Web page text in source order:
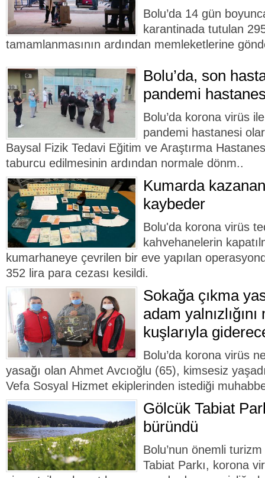
Bolu’da 14 gün
karantinada tutulan
tamamlanmasının ardından memleketlerine
Bolu’da, son
pandemi
Bolu’da korona virüs
pandemi hastanesi
Baysal Fizik Tedavi Eğitim ve Araştırma
taburcu edilmesinin ardından normale dönm..
Kumarda
kaybeder
Bolu'da korona virüs
kahvehanelerin
kumarhaneye çevrilen bir eve yapılan
352 lira para cezası kesildi.
Sokağa çıkma
adam
kuşlarıyla
Bolu’da korona virüs
yasağı olan Ahmet Avcıoğlu (65), kimsesiz
Vefa Sosyal Hizmet ekiplerinden istediği
Gölcük Tabiat
büründü
Bolu’nun önemli
Tabiat Parkı, korona